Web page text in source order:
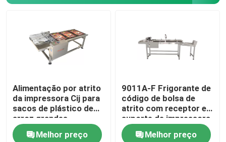
Sistema de inspeção visual
Máquina de numeração automática
Alimentação por atrito
da impressora Cij para
sacos de plástico de
arroz grandes
Melhor preço
9011A-F Frigorante de
código de bolsa de
atrito com receptor e
suporte de impressora
Melhor preço